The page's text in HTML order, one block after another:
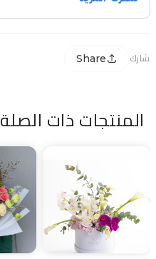
شارك Share
المنتجات ذات الصلة